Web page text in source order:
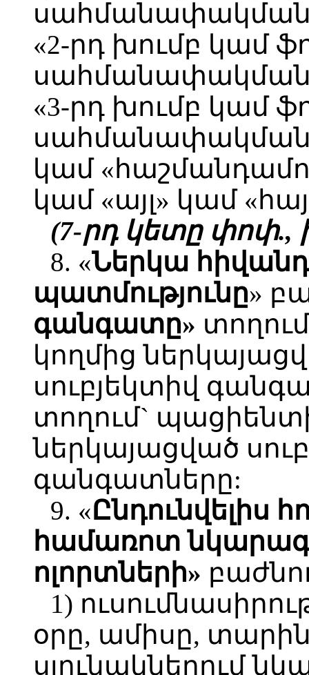
«2-րդ խումբ կամ
«3-րդ խումբ կամ
սահմանափակման
կամ
կամ «այլ» կամ
(7-րդ կետը փոփ.,
8. «Ներկա
պատմությունը»
գանգատը»
կողմից
սուբյեկտիվ
տողում`
ներկայացված
գանգատները:
9. «Ընդունվելիս
համառոտ
ոլորտների»
1)
օրը, ամիսը,
սյունակներում